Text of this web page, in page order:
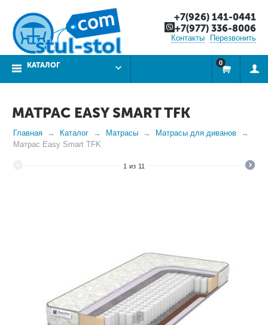
+7(926) 141-0441
+7(977) 336-8006
Контакты Перезвонить
КАТАЛОГ 0
МАТРАС EASY SMART TFK
Главная Каталог Матрасы
Матрасы для диванов
Матрас Easy Smart TFK
1 из 11